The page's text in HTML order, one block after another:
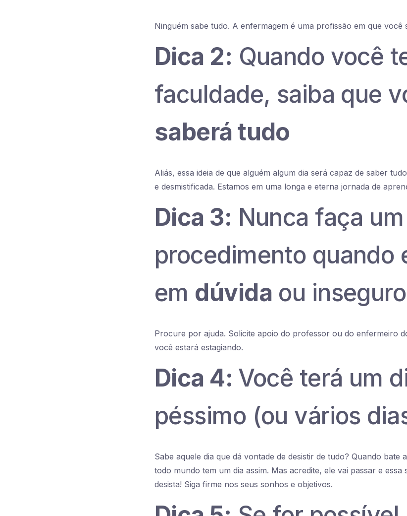
Ninguém sabe tudo. A enfermagem é uma profissão em que você
Dica 2: Quando você
faculdade, saiba que
saberá tudo
Aliás, essa ideia de que alguém algum dia será capaz de saber
e desmistificada. Estamos em uma longa e eterna jornada de
Dica 3: Nunca faça um
procedimento quando
em dúvida ou inseguro
Procure por ajuda. Solicite apoio do professor ou do enfermeiro
você estará estagiando.
Dica 4: Você terá um
péssimo (ou vários
Sabe aquele dia que dá vontade de desistir de tudo? Quando bate
todo mundo tem um dia assim. Mas acredite, ele vai passar e essa
desista! Siga firme nos seus sonhos e objetivos.